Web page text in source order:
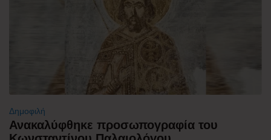
Δημοφιλή
Ανακαλύφθηκε προσωπογραφία του